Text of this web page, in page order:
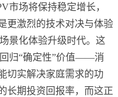
市场将保持稳定增长，
更激烈的技术对决与体验
景化体验升级时代。这
归“确定性”价值——消
切实解决家庭需求的功
长期投资回报率，而这正